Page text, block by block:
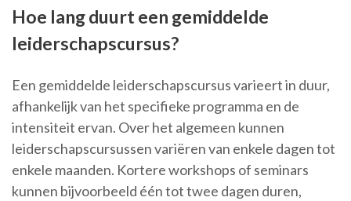
Hoe lang duurt een gemiddelde
leiderschapscursus?
Een gemiddelde leiderschapscursus varieert in duur,
afhankelijk van het specifieke programma en de
intensiteit ervan. Over het algemeen kunnen
leiderschapscursussen variëren van enkele dagen tot
enkele maanden. Kortere workshops of seminars
kunnen bijvoorbeeld één tot twee dagen duren,